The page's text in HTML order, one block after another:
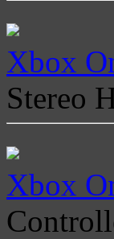
Xbox
Stereo
Xbox